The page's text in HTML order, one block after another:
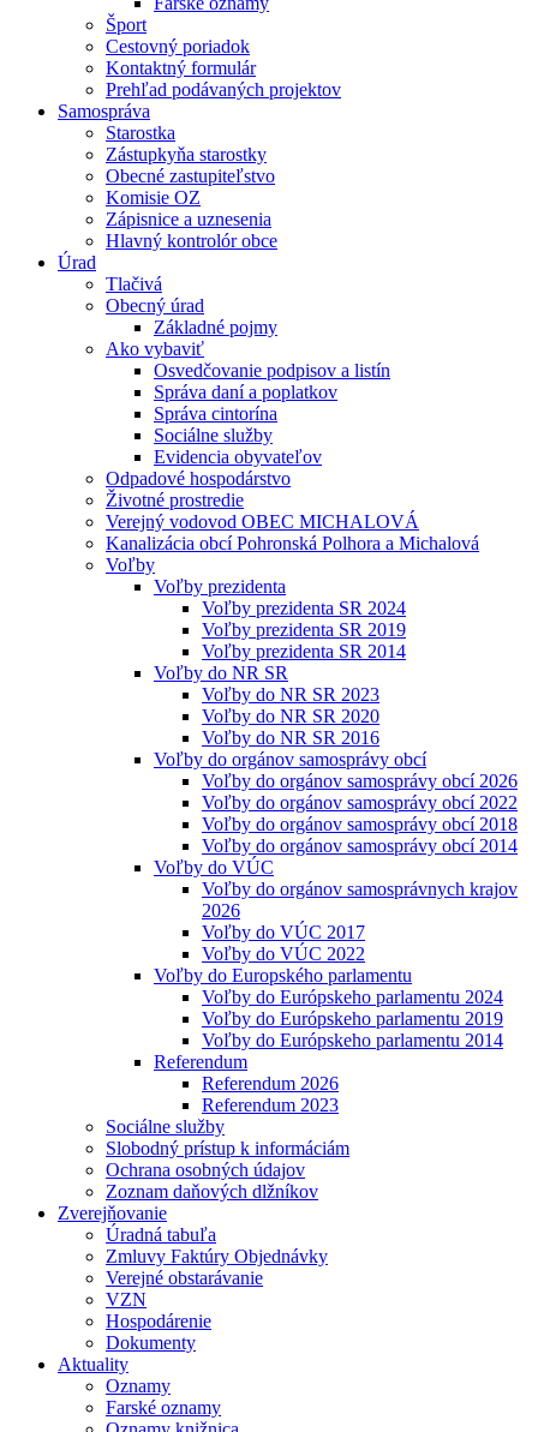
Šport
Cestovný poriadok
Kontaktný formulár
Prehľad podávaných projektov
Samospráva
Starostka
Zástupkyňa starostky
Obecné zastupiteľstvo
Komisie OZ
Zápisnice a uznesenia
Hlavný kontrolór obce
Úrad
Tlačivá
Obecný úrad
Základné pojmy
Ako vybaviť
Osvedčovanie podpisov a listín
Správa daní a poplatkov
Správa cintorína
Sociálne služby
Evidencia obyvateľov
Odpadové hospodárstvo
Životné prostredie
Verejný vodovod OBEC MICHALOVÁ
Kanalizácia obcí Pohronská Polhora a Michalová
Voľby
Voľby prezidenta
Voľby prezidenta SR 2024
Voľby prezidenta SR 2019
Voľby prezidenta SR 2014
Voľby do NR SR
Voľby do NR SR 2023
Voľby do NR SR 2020
Voľby do NR SR 2016
Voľby do orgánov samosprávy obcí
Voľby do orgánov samosprávy obcí 2026
Voľby do orgánov samosprávy obcí 2022
Voľby do orgánov samosprávy obcí 2018
Voľby do orgánov samosprávy obcí 2014
Voľby do VÚC
Voľby do orgánov samosprávnych krajov
2026
Voľby do VÚC 2017
Voľby do VÚC 2022
Voľby do Europského parlamentu
Voľby do Európskeho parlamentu 2024
Voľby do Európskeho parlamentu 2019
Voľby do Európskeho parlamentu 2014
Referendum
Referendum 2026
Referendum 2023
Sociálne služby
Slobodný prístup k informáciám
Ochrana osobných údajov
Zoznam daňových dlžníkov
Zverejňovanie
Úradná tabuľa
Zmluvy Faktúry Objednávky
Verejné obstarávanie
VZN
Hospodárenie
Dokumenty
Aktuality
Oznamy
Farské oznamy